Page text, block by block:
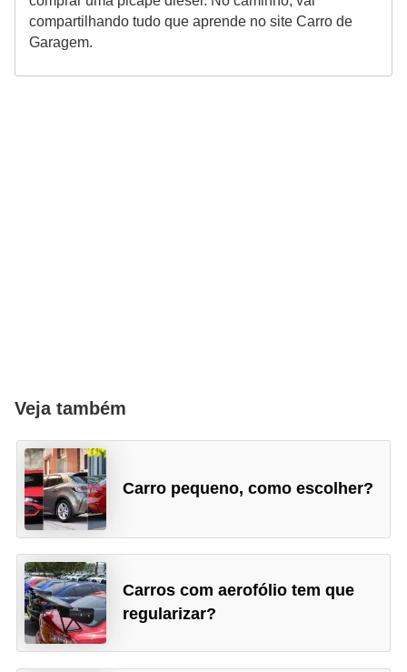
compartilhando tudo que aprende no site Carro de
Garagem.
Veja também
Carro pequeno, como escolher?
Carros com aerofólio tem que
regularizar?